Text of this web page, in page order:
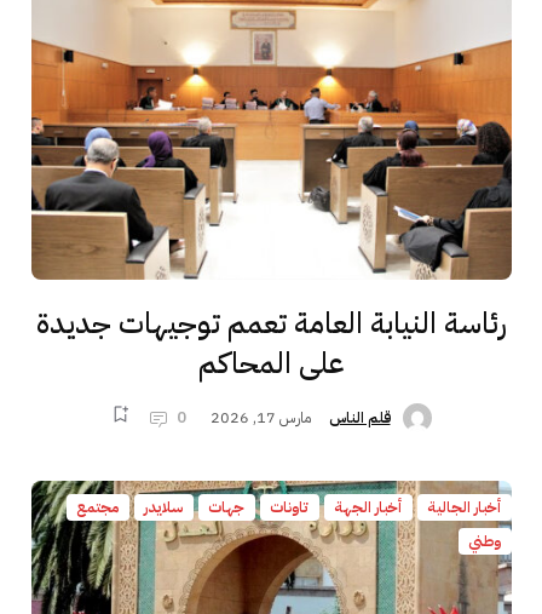
رئاسة النيابة العامة تعمم توجيهات جديدة
على المحاكم
قلم الناس مارس 17, 2026 0
أخبار الجالية أخبار الجهة تاونات جهات سلايدر
مجتمع
وطني